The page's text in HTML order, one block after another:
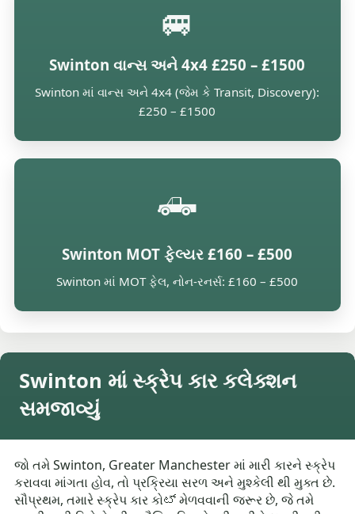
🚐
Swinton વાન્સ અને 4x4 £250 – £1500
Swinton માં વાન્સ અને 4x4 (જેમ કે Transit, Discovery):
£250 – £1500
🛻
Swinton MOT ફેલ્યર £160 – £500
Swinton માં MOT ફેલ, નોન-રનર્સ: £160 – £500
Swinton માં સ્ક્રેપ કાર કલેક્શન
સમજાવ્યું
જો તમે Swinton, Greater Manchester માં મારી કારને સ્ક્રેપ
કરાવવા માંગતા હોવ, તો પ્રક્રિયા સરળ અને મુશ્કેલી થી મુક્ત છે.
સૌપ્રથમ, તમારે સ્ક્રેપ કાર કોಟ್ મેળવવાની જરૂર છે, જે તમે